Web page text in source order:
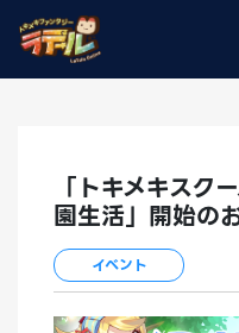
「トキメキスク
園生活」開始の
イベント